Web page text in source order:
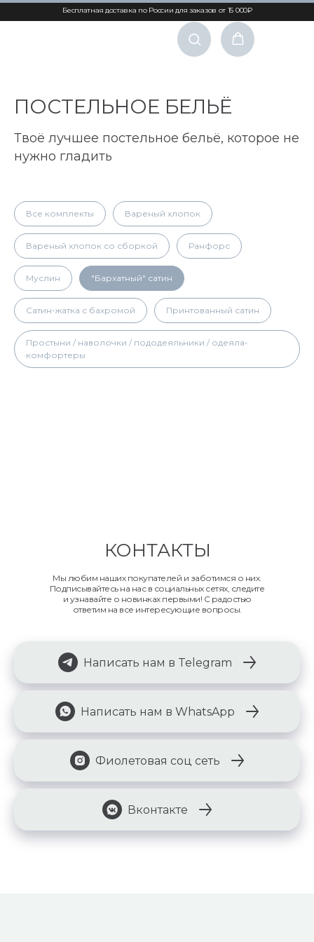
Бесплатная доставка по России для заказов от 15 000₽
ПОСТЕЛЬНОЕ БЕЛЬЁ
Твоё лучшее постельное бельё, которое не
нужно гладить
Все комплекты Вареный хлопок
Вареный хлопок со сборкой Ранфорс
Муслин "Бархатный" сатин
Сатин-жатка с бахромой Принтованный сатин
Простыни / наволочки / пододеяльники / одеяла-
комфортеры
КОНТАКТЫ
Мы любим наших покупателей и заботимся о них.
Подписывайтесь на нас в социальных сетях, следите
и узнавайте о новинках первыми! С радостью
ответим на все интересующие вопросы.
Написать нам в Telegram
Написать нам в WhatsApp
Фиолетовая соц сеть
Вконтакте